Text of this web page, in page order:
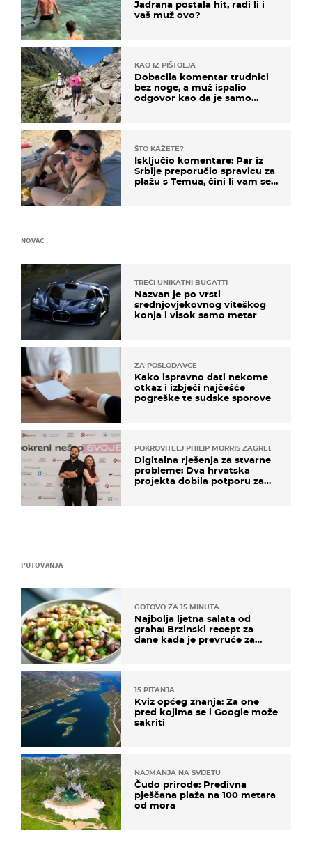
Jadrana postala hit, radi li i
vaš muž ovo?
KAO IZ PIŠTOLJA
Dobacila komentar trudnici
bez noge, a muž ispalio
odgovor kao da je samo
ŠTO KAŽETE?
Isključio komentare: Par iz
Srbije preporučio spravicu za
plažu s Temua, čini li vam se
PUTOVANJA
GOTOVO ZA 15 MINUTA
Najbolja ljetna salata od
graha: Brzinski recept za
dane kada je prevruće za
15 PITANJA
Kviz općeg znanja: Za one
pred kojima se i Google može
sakriti
NAJMANJA NA SVIJETU
Čudo prirode: Predivna
pješčana plaža na 100 metara
od mora
NOVAC
TREĆI UNIKATNI BUGATTI
Nazvan je po vrsti
srednjovjekovnog viteškog
konja i visok samo metar
ZA POSLODAVCE
Kako ispravno dati nekome
otkaz i izbjeći najčešće
pogreške te sudske sporove
POKROVITELJ PHILIP MORRIS ZAGREB
Digitalna rješenja za stvarne
probleme: Dva hrvatska
projekta dobila potporu za